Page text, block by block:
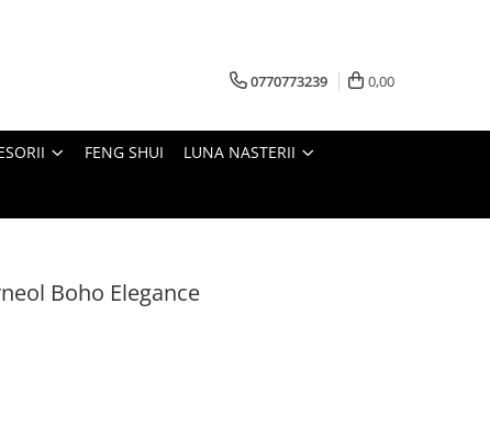
0770773239 0,00
FENG SHUI LUNA NASTERII
Boho Elegance